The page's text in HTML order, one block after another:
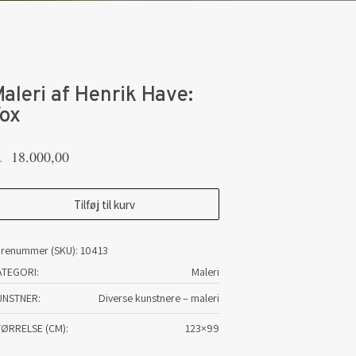
af Henrik Have:
18.000,00
Tilføj til kurv
(SKU): 10413
Maleri
Diverse kunstnere – maleri
(CM) 123×99